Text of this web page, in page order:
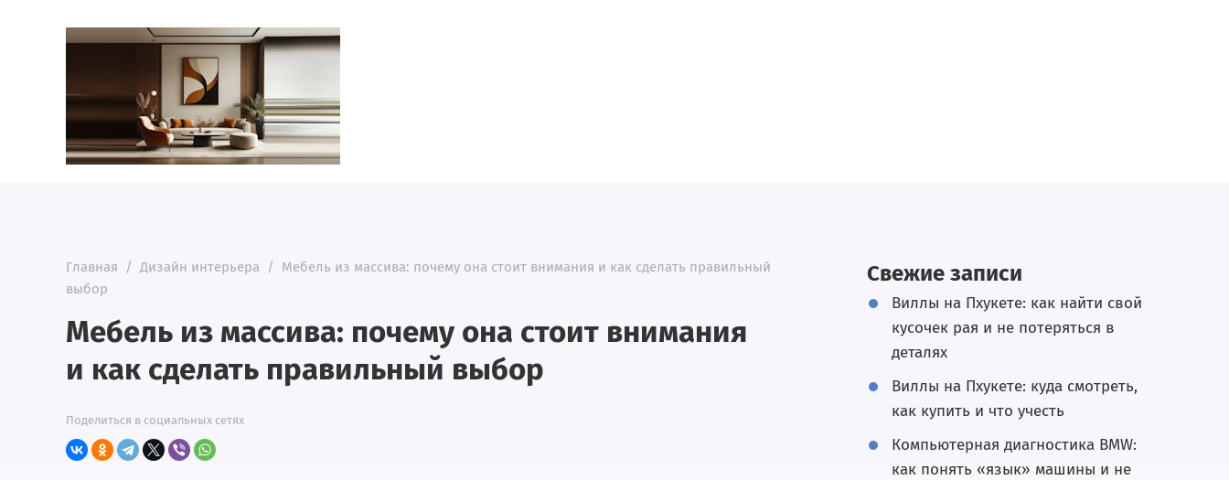
Главная / Дизайн интерьера / Мебель из массива: почему она стоит внимания и как сделать правильный
выбор
Мебель из массива: почему она стоит внимания
и как сделать правильный выбор
Поделиться в социальных сетях
Свежие записи
Виллы на Пхукете: как найти свой
кусочек рая и не потеряться в
деталях
Виллы на Пхукете: куда смотреть,
как купить и что учесть
Компьютерная диагностика BMW:
как понять «язык» машины и не